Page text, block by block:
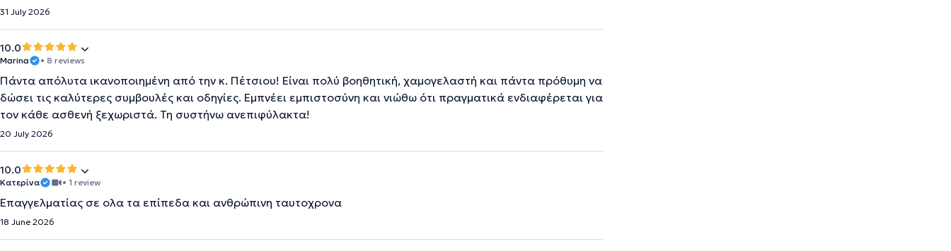
31 July 2026
10.0
Marina • 8 reviews
Πάντα απόλυτα ικανοποιημένη από την κ. Πέτσιου! Είναι πολύ βοηθητική, χαμογελαστή και πάντα πρόθυμη να
δώσει τις καλύτερες συμβουλές και οδηγίες. Εμπνέει εμπιστοσύνη και νιώθω ότι πραγματικά ενδιαφέρεται για
τον κάθε ασθενή ξεχωριστά. Τη συστήνω ανεπιφύλακτα!
20 July 2026
10.0
Κατερίνα • 1 review
Επαγγελματίας σε ολα τα επίπεδα και ανθρώπινη ταυτοχρονα
18 June 2026